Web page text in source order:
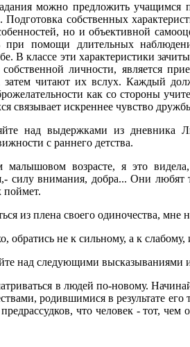
можно предложить учащимся
Подготовка собственных
но и объективной
при помощи длительных
В классе эти характеристики
личности, является
затем читают их вслух. Каждый
как со стороны
связывает искреннее чувство
над выдержками из дневника
с раннего детства.
возрасте, я это
силу внимания, добра... Они любят
поймет.
из плена своего одиночества, мне
обратись не к сильному, а к
над следующими высказываниями
в людей по-новому.
родившимися в результате
что человек - тот, чем